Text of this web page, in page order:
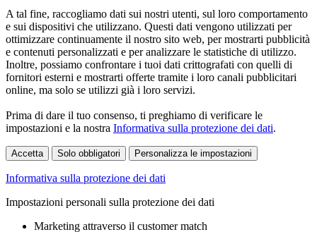
A tal fine, raccogliamo dati sui nostri utenti, sul loro comportamento
e sui dispositivi che utilizzano. Questi dati vengono utilizzati per
ottimizzare continuamente il nostro sito web, per mostrarti pubblicità
e contenuti personalizzati e per analizzare le statistiche di utilizzo.
Inoltre, possiamo confrontare i tuoi dati crittografati con quelli di
fornitori esterni e mostrarti offerte tramite i loro canali pubblicitari
online, ma solo se utilizzi già i loro servizi.
Prima di dare il tuo consenso, ti preghiamo di verificare le
impostazioni e la nostra Informativa sulla protezione dei dati.
Accetta Solo obbligatori Personalizza le impostazioni
Informativa sulla protezione dei dati
Impostazioni personali sulla protezione dei dati
Marketing attraverso il customer match